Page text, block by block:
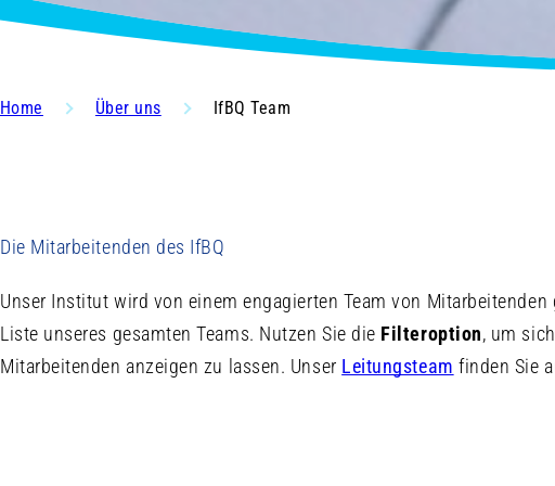
Home Über uns IfBQ Team
Die Mitarbeitenden des IfBQ
Unser Institut wird von einem engagierten Team von Mitarbeitenden
Liste unseres gesamten Teams. Nutzen Sie die Filteroption, um
Mitarbeitenden anzeigen zu lassen. Unser Leitungsteam finden Sie